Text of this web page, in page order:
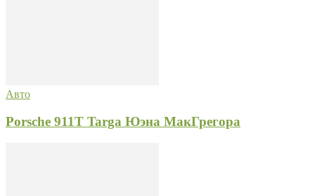
Авто
Porsche 911T Targa Юэна МакГрегора